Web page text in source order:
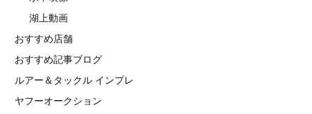
湖上動画
おすすめ店舗
おすすめ記事ブログ
ルアー＆タックル インプレ
ヤフーオークション